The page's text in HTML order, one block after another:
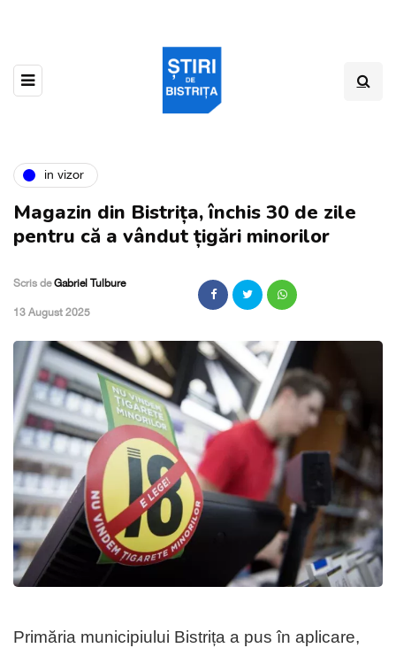
in vizor
Magazin din Bistrița, închis 30 de zile
pentru că a vândut țigări minorilor
Scris deGabriel Tulbure
,13 August 2025
Primăria municipiului Bistrița a pus în aplicare,